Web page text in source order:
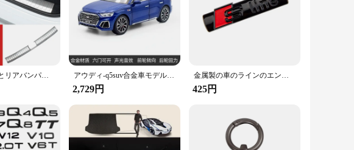
車のトランクとリアバンパープロテクター,アウディa3のステッカー,リアスカッフプレート,ドアシル,カーアクセサリー,2021, 2022, 2023 アウディ-q5suv合金車モデル,ダイキャストおよびおもちゃの車,金属車モデル,高シミュレーション,音と光の収集,1:24
2,729円
金属製の車のラインのエンブレム,アウディライン用のバッジ装飾,a1,a3,a4,a5,a6,a7,a8,q2,q3,q5,q7,q8,tt,s1、s3、rs5、rs6、rs7、3D、1個
425円